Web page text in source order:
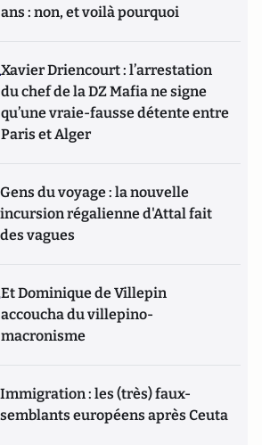
ans : non, et voilà pourquoi
Xavier Driencourt : l’arrestation
du chef de la DZ Mafia ne signe
qu’une vraie-fausse détente entre
Paris et Alger
Gens du voyage : la nouvelle
incursion régalienne d'Attal fait
des vagues
Et Dominique de Villepin
accoucha du villepino-
macronisme
Immigration : les (très) faux-
semblants européens après Ceuta